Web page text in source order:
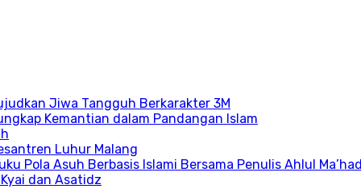
Jiwa Tangguh Berkarakter 3M
Kemantian dalam Pandangan Islam
Luhur Malang
Pola Asuh Berbasis Islami Bersama Penulis Ahlul Ma’had
dan Asatidz